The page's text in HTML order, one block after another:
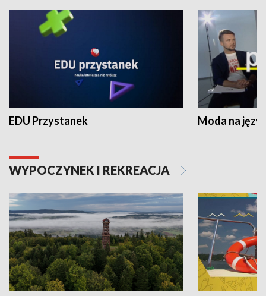
EDU Przystanek Moda na
WYPOCZYNEK I REKREACJA